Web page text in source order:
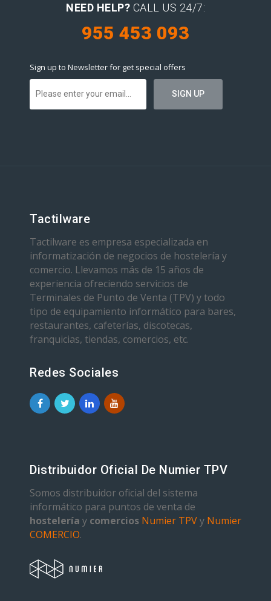
NEED HELP? CALL US 24/7:
955 453 093
Sign up to Newsletter for get special offers
Tactilware
Tactilware es empresa especializada en
informatización de negocios de hostelería y
comercio. Llevamos más de 15 años de
experiencia ofreciendo servicios de
Terminales de Punto de Venta (TPV) y todo
tipo de equipamiento informático para bares,
restaurantes, cafeterías, discotecas,
franquicias, tiendas, comercios, etc.
Redes Sociales
Distribuidor Oficial De Numier TPV
Somos distribuidor oficial del sistema
informático para puntos de venta de
hostelería y comercios Numier TPVy Numier
COMERCIO.